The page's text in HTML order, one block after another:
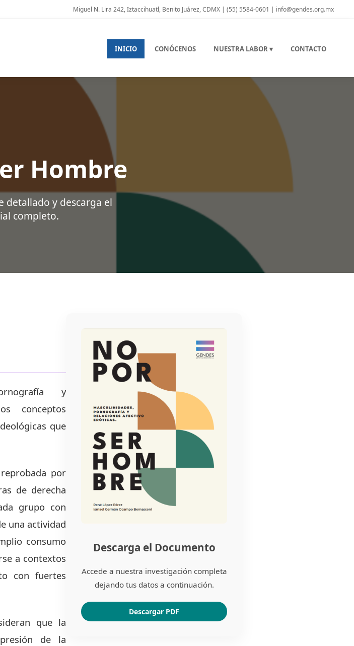
Miguel N. Lira 242, Iztaccihuatl, Benito Juárez, CDMX | (55) 5584-0601 | info@gendes.org.mx
INICIO CONÓCENOS NUESTRA LABOR ▾ CONTACTO
Hombre
detallado y descarga el
completo.
y
conceptos
que
por
de derecha
grupo con
una actividad
consumo
a contextos
con fuertes
que la
de la
Descarga el Documento
Accede a nuestra investigación completa
dejando tus datos a continuación.
Descargar PDF